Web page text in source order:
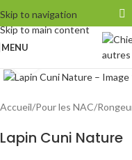
Skip to navigation
Skip to main content
MENU
Accueil/Pour les NAC/
Lapin Cuni Nature